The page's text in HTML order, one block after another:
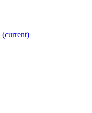
(current)